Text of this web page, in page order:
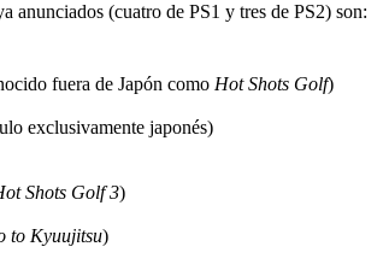
anunciados (cuatro de PS1 y tres de PS2) son:
fuera de Japón como Hot Shots Golf)
exclusivamente japonés)
Shots Golf 3)
to Kyuujitsu)